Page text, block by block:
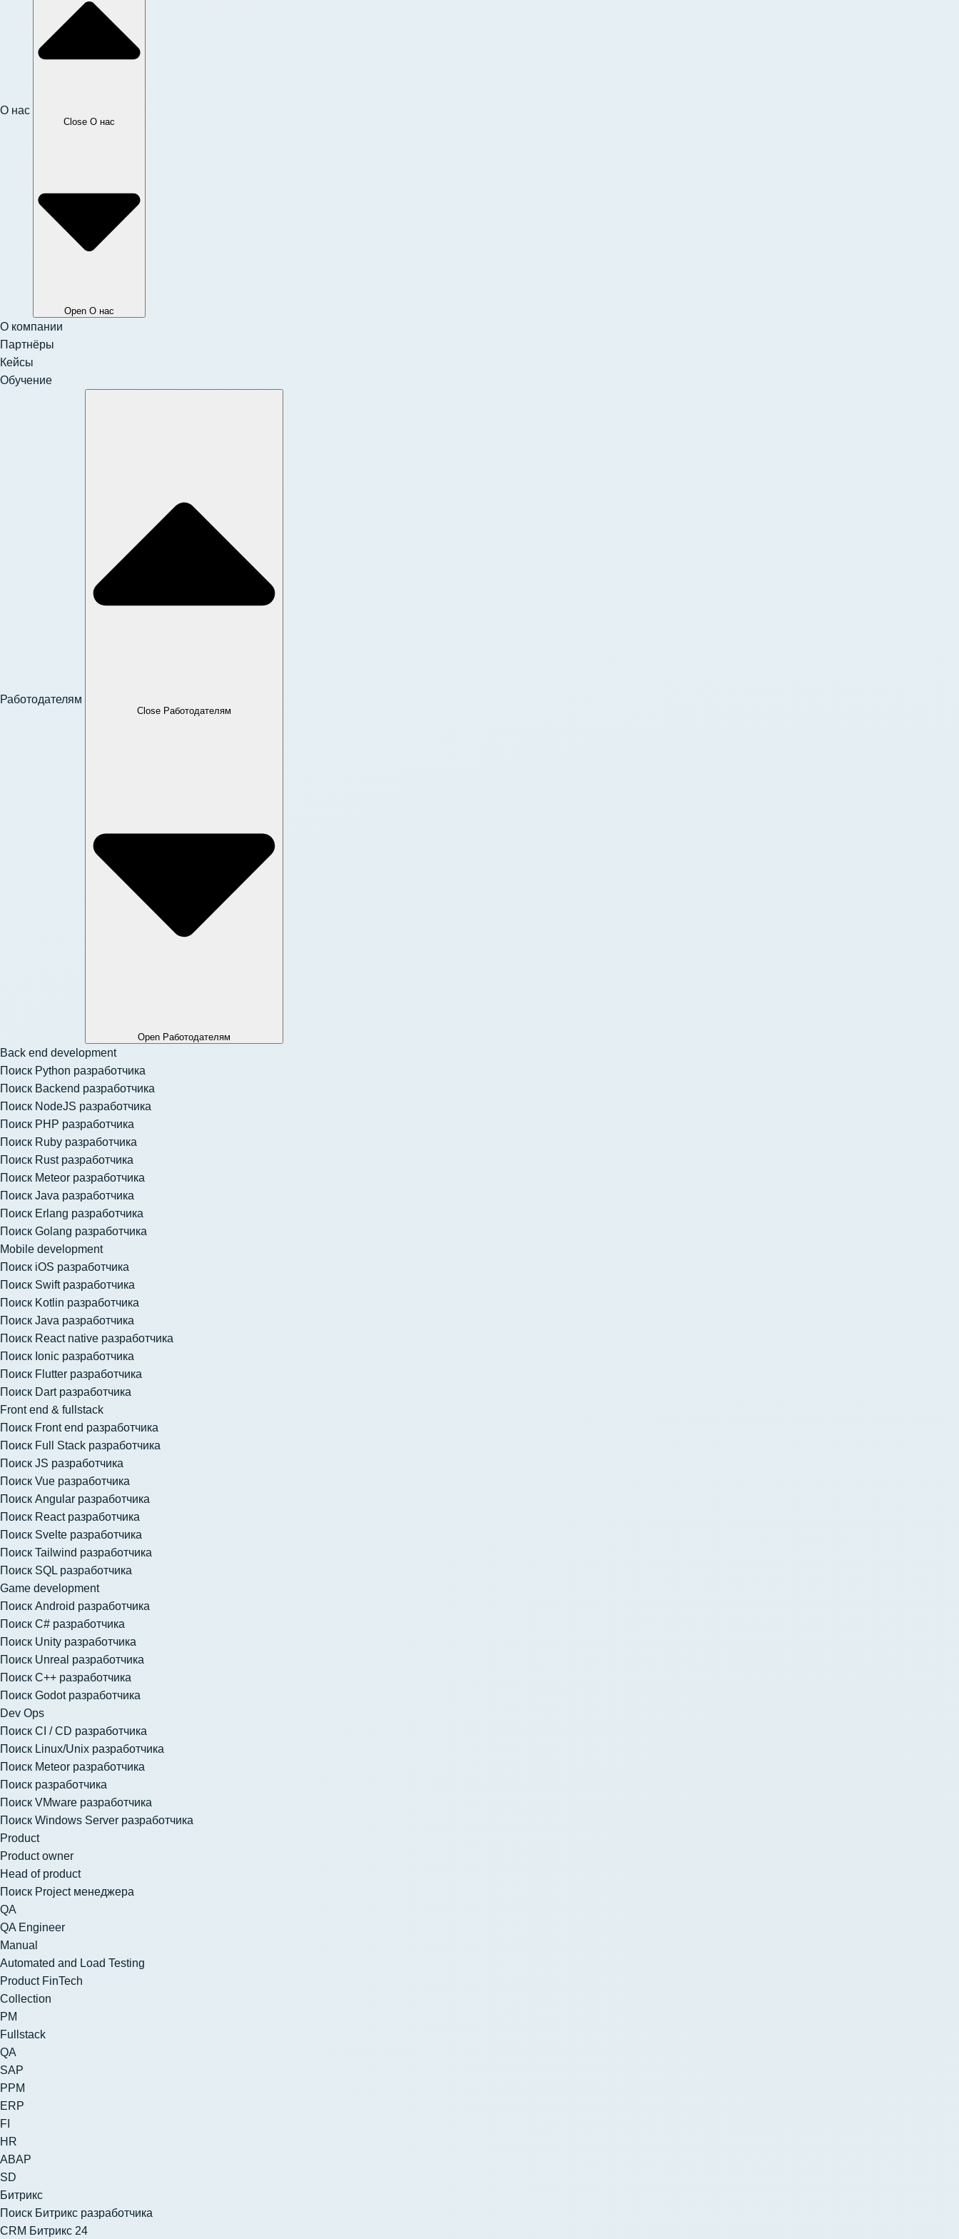
О нас
Close О нас
Open О нас
О компании
Партнёры
Кейсы
Обучение
Работодателям
Close Работодателям
Open Работодателям
Back end development
Поиск Python разработчика
Поиск Backend разработчика
Поиск NodeJS разработчика
Поиск PHP разработчика
Поиск Ruby разработчика
Поиск Rust разработчика
Поиск Meteor разработчика
Поиск Java разработчика
Поиск Erlang разработчика
Поиск Golang разработчика
Mobile development
Поиск iOS разработчика
Поиск Swift разработчика
Поиск Kotlin разработчика
Поиск Java разработчика
Поиск React native разработчика
Поиск Ionic разработчика
Поиск Flutter разработчика
Поиск Dart разработчика
Front end & fullstack
Поиск Front end разработчика
Поиск Full Stack разработчика
Поиск JS разработчика
Поиск Vue разработчика
Поиск Angular разработчика
Поиск React разработчика
Поиск Svelte разработчика
Поиск Tailwind разработчика
Поиск SQL разработчика
Game development
Поиск Android разработчика
Поиск C# разработчика
Поиск Unity разработчика
Поиск Unreal разработчика
Поиск C++ разработчика
Поиск Godot разработчика
Dev Ops
Поиск CI / CD разработчика
Поиск Linux/Unix разработчика
Поиск Meteor разработчика
Поиск разработчика
Поиск VMware разработчика
Поиск Windows Server разработчика
Product
Product owner
Head of product
Поиск Project менеджера
QA
QA Engineer
Manual
Automated and Load Testing
Product FinTech
Collection
PM
Fullstack
QA
SAP
PPM
ERP
FI
HR
ABAP
SD
Битрикс
Поиск Битрикс разработчика
CRM Битрикс 24